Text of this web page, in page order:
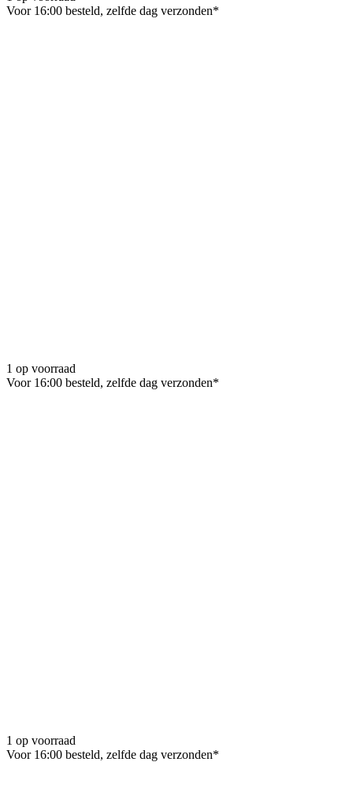
Voor 16:00 besteld, zelfde dag verzonden*
1 op voorraad
Voor 16:00 besteld, zelfde dag verzonden*
1 op voorraad
Voor 16:00 besteld, zelfde dag verzonden*